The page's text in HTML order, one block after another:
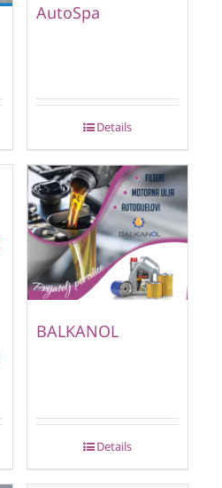
AutoSpa
Details
BALKANOL
Details